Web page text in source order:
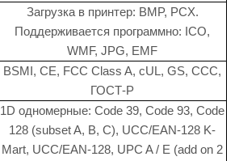
Загрузка в принтер: BMP, PCX.
Поддерживается программно: ICO,
WMF, JPG, EMF
BSMI, CE, FCC Class A, cUL, GS, CCC,
ГОСТ-Р
1D одномерные: Code 39, Code 93, Code
128 (subset A, B, C), UCC/EAN-128 K-
Mart, UCC/EAN-128, UPC A / E (add on 2